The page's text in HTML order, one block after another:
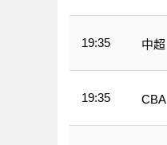
19:35 中超
19:35 CBA